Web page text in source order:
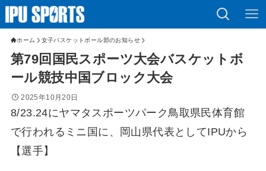
ホーム 女子バスケットボール部のお知らせ
第79回国民スポーツ大会バスケットボ
ール競技中国ブロック大会
2025年10月20日
8/23.24にヤマタスポーツパーク鳥取県民体育館
で行われるミニ国に、岡山県代表としてIPUから
【選手】